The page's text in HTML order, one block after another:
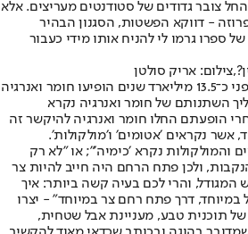
צובר גדודים של סטודנטים מעריצים. אלא
- דווקא הפשטות, הסגנון הבהיר
ספרו גרמו לי להניח אותו מידי כעבור
אריק סולטן
פסקאות הפתיחה, למשל: ״לפני כ־13.5 מיליארד שנים הופיעו חומר ואנרגיה
השתנותם של חומר ואנרגיה נקרא
אלף שנים אחרי הופעתם החלו חומר ואנרגיה להיקשר זה
אשר נקראים ׳אטומים׳ ו׳מולקולות׳.
נקרא ׳כימיה׳״; או ״לא רק
ולכן פתח הרחם היה חייב להיות צר
המגודל, והרי לכם בעיה קשה ביותר: איך
במיוחד, דרך פתח רחם צר במיוחד״ - יצרו
תוכנית טבע, מעניינת אבל שטחית,